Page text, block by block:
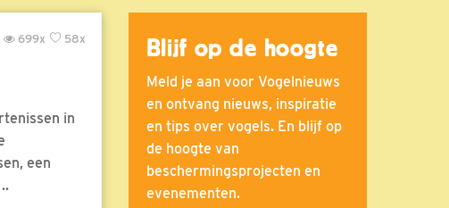
58x
699x
in
een
Blijf op de hoogte
Meld je aan voor Vogelnieuws
en ontvang nieuws, inspiratie
en tips over vogels. En blijf op
de hoogte van
beschermingsprojecten en
evenementen.